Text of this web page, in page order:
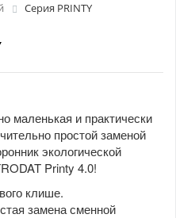
Серия PRINTY
маленькая и практически
простой заменой
экологической
Printy 4.0!
клише.
замена сменной